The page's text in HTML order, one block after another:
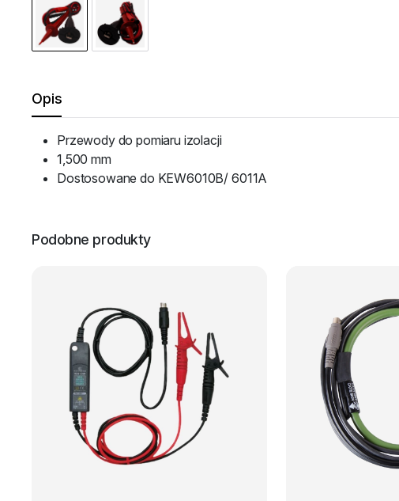
Opis
Przewody do pomiaru izolacji
1,500 mm
Dostosowane do KEW6010B/ 6011A
Podobne produkty